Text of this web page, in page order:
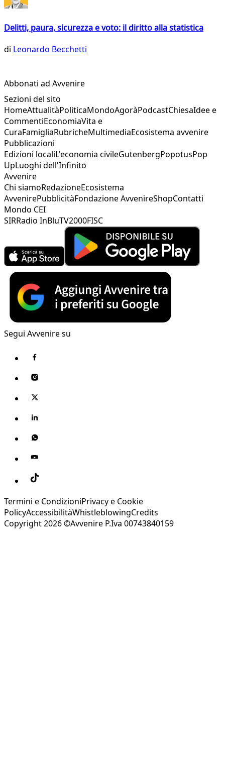
Delitti, paura, sicurezza e voto: il diritto alla statistica
di Leonardo Becchetti
Abbonati ad Avvenire
Sezioni del sito
HomeAttualitàPoliticaMondoAgoràPodcastChiesaIdee e
CommentiEconomiaVita e
CuraFamigliaRubricheMultimediaEcosistema avvenire
Pubblicazioni
Edizioni localiL'economia civileGutenbergPopotusPop
UpLuoghi dell'Infinito
Avvenire
Chi siamoRedazioneEcosistema
AvvenirePubblicitàFondazione AvvenireShopContatti
Mondo CEI
SIRRadio InBluTV2000FISC
Segui Avvenire su
Termini e CondizioniPrivacy e Cookie
PolicyAccessibilitàWhistleblowingCredits
Copyright 2026 ©Avvenire P.Iva 00743840159